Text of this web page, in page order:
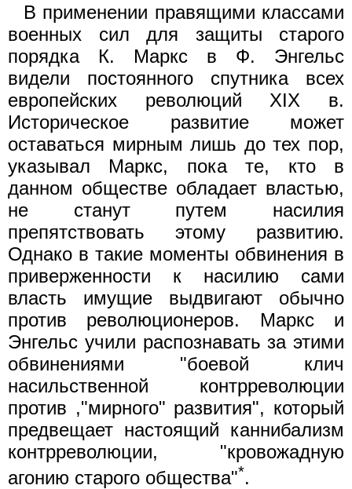
В применении правящими классами
военных сил для защиты старого
порядка К. Маркс в Ф. Энгельс
видели постоянного спутника всех
европейских революций XIX в.
Историческое развитие может
оставаться мирным лишь до тех пор,
указывал Маркс, пока те, кто в
данном обществе обладает властью,
не станут путем насилия
препятствовать этому развитию.
Однако в такие моменты обвинения в
приверженности к насилию сами
власть имущие выдвигают обычно
против революционеров. Маркс и
Энгельс учили распознавать за этими
обвинениями "боевой клич
насильственной контрреволюции
против ,"мирного" развития", который
предвещает настоящий каннибализм
контрреволюции, "кровожадную
агонию старого общества"*.